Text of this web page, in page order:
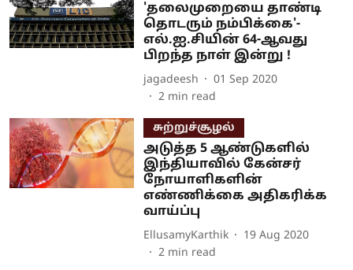
'தலைமுறையை தாண்டி
தொடரும் நம்பிக்கை'-
எல்.ஐ.சியின் 64-ஆவது
பிறந்த நாள் இன்று !
jagadeesh
01 Sep 2020
2 min read
சுற்றுச்சூழல்
அடுத்த 5 ஆண்டுகளில்
இந்தியாவில் கேன்சர்
நோயாளிகளின்
எண்ணிக்கை அதிகரிக்க
வாய்ப்பு
EllusamyKarthik
19 Aug 2020
2 min read